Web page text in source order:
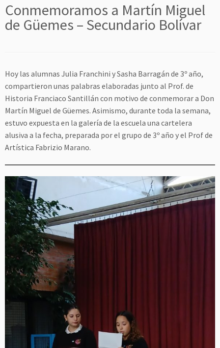
Conmemoramos a Martín Miguel
de Güemes – Secundario Bolívar
Hoy las alumnas Julia Franchini y Sasha Barragán de 3º año,
compartieron unas palabras elaboradas junto al Prof. de
Historia Franciaco Santillán con motivo de conmemorar a Don
Martín Miguel de Güemes. Asimismo, durante toda la semana,
estuvo expuesta en la galería de la escuela una cartelera
alusiva a la fecha, preparada por el grupo de 3º año y el Prof de
Artística Fabrizio Marano.